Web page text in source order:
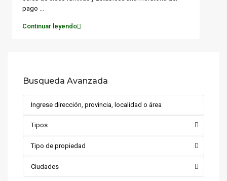
pago ...
Continuar leyendo
Busqueda Avanzada
Tipos
Tipo de propiedad
Ciudades